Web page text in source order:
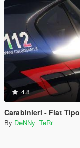
4.8
Carabinieri - Fiat Tipo
By DeNNy_TeRr